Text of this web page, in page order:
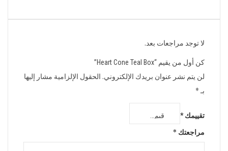
لا توجد مراجعات بعد.
كن أول من يقيم “Heart Cone Teal Box”
لن يتم نشر عنوان بريدك الإلكتروني. الحقول الإلزامية مشار إليها
بـ*
تقييمك*
مراجعتك *